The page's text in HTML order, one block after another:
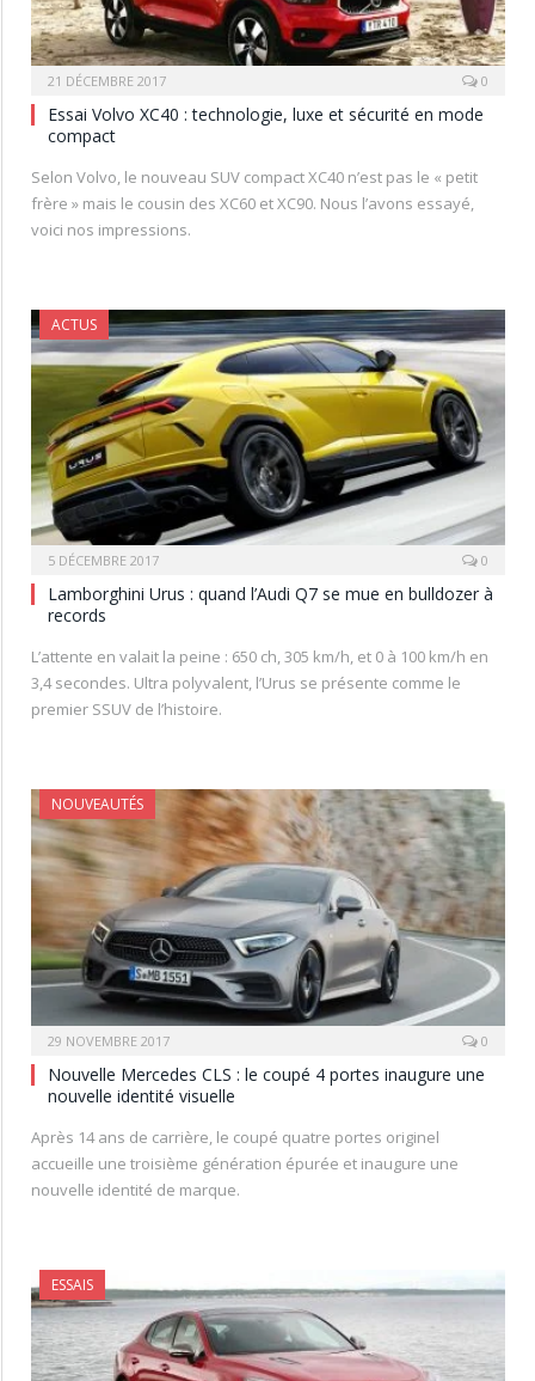
21 DÉCEMBRE 2017 0
Essai Volvo XC40 : technologie, luxe et sécurité en mode
compact
Selon Volvo, le nouveau SUV compact XC40 n’est pas le « petit
frère » mais le cousin des XC60 et XC90. Nous l’avons essayé,
voici nos impressions.
ACTUS
5 DÉCEMBRE 2017 0
Lamborghini Urus : quand l’Audi Q7 se mue en bulldozer à
records
L’attente en valait la peine : 650 ch, 305 km/h, et 0 à 100 km/h en
3,4 secondes. Ultra polyvalent, l’Urus se présente comme le
premier SSUV de l’histoire.
NOUVEAUTÉS
29 NOVEMBRE 2017 0
Nouvelle Mercedes CLS : le coupé 4 portes inaugure une
nouvelle identité visuelle
Après 14 ans de carrière, le coupé quatre portes originel
accueille une troisième génération épurée et inaugure une
nouvelle identité de marque.
ESSAIS